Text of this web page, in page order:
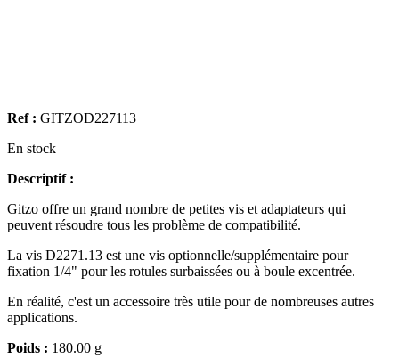
Ref : GITZOD227113
En stock
Descriptif :
Gitzo offre un grand nombre de petites vis et adaptateurs qui
peuvent résoudre tous les problème de compatibilité.
La vis D2271.13 est une vis optionnelle/supplémentaire pour
fixation 1/4" pour les rotules surbaissées ou à boule excentrée.
En réalité, c'est un accessoire très utile pour de nombreuses autres
applications.
Poids : 180.00 g